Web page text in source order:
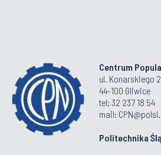
Centrum
ul. Konarskiego
44-100 Gliwice
tel: 32 237 18 54
mail:
Politechnika